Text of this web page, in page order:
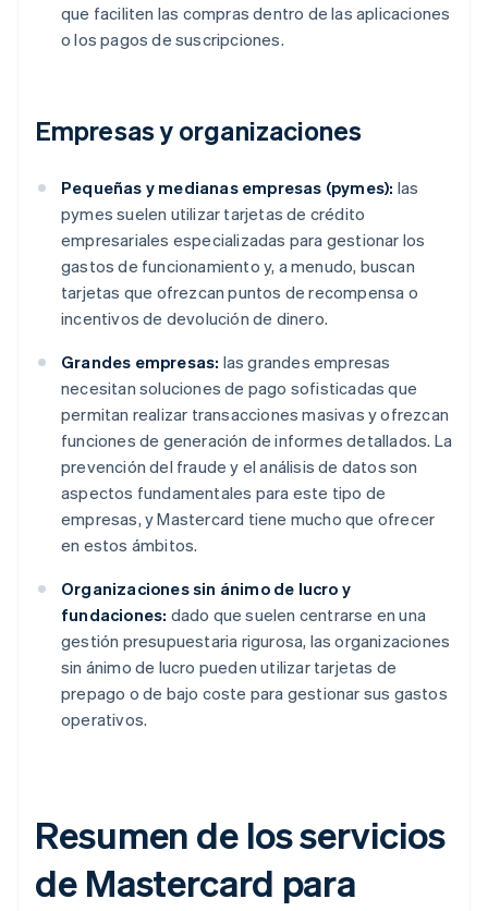
que faciliten las compras dentro de las aplicaciones
o los pagos de suscripciones.
Empresas y organizaciones
Pequeñas y medianas empresas (pymes): las
pymes suelen utilizar tarjetas de crédito
empresariales especializadas para gestionar los
gastos de funcionamiento y, a menudo, buscan
tarjetas que ofrezcan puntos de recompensa o
incentivos de devolución de dinero.
Grandes empresas: las grandes empresas
necesitan soluciones de pago sofisticadas que
permitan realizar transacciones masivas y ofrezcan
funciones de generación de informes detallados. La
prevención del fraude y el análisis de datos son
aspectos fundamentales para este tipo de
empresas, y Mastercard tiene mucho que ofrecer
en estos ámbitos.
Organizaciones sin ánimo de lucro y
fundaciones: dado que suelen centrarse en una
gestión presupuestaria rigurosa, las organizaciones
sin ánimo de lucro pueden utilizar tarjetas de
prepago o de bajo coste para gestionar sus gastos
operativos.
Resumen de los servicios
de Mastercard para